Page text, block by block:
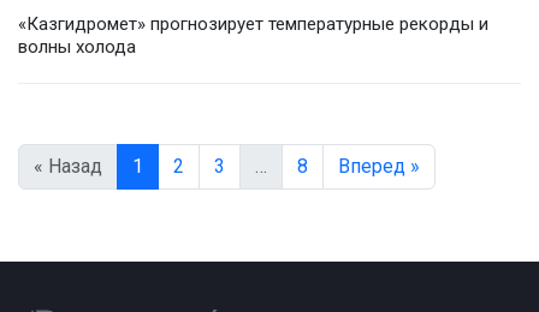
«Казгидромет» прогнозирует температурные рекорды и
волны холода
« Назад 1 2 3 8 Вперед »